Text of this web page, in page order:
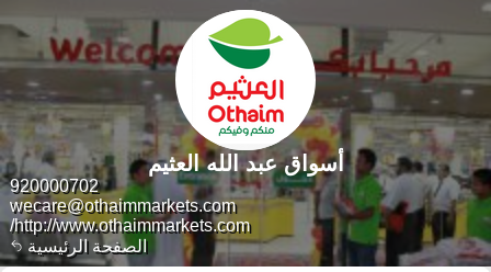
الصفحة الرئيسية
920000702
wecare@othaimmarkets.com
http://www.othaimmarkets.com/
أسواق عبد الله العثيم